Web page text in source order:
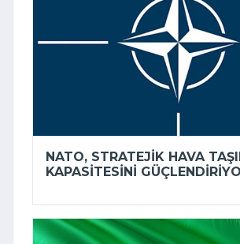
NATO, STRATEJIK HAVA
KAPASITESINI